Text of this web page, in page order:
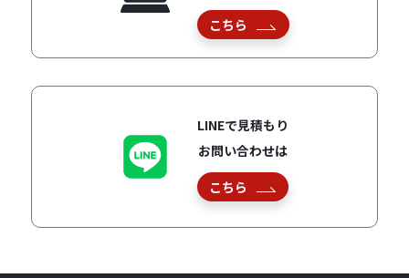
こちら
LINEで見積もり
お問い合わせは
こちら